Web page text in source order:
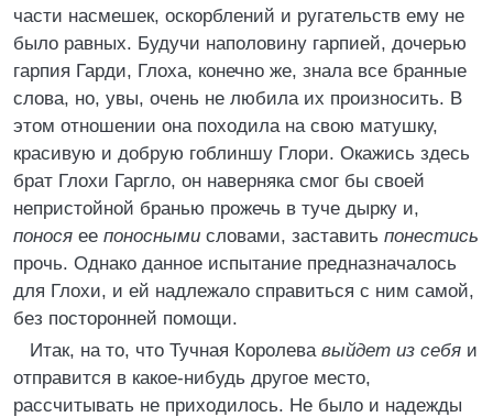
части насмешек, оскорблений и ругательств ему не
было равных. Будучи наполовину гарпией, дочерью
гарпия Гарди, Глоха, конечно же, знала все бранные
слова, но, увы, очень не любила их произносить. В
этом отношении она походила на свою матушку,
красивую и добрую гоблиншу Глори. Окажись здесь
брат Глохи Гаргло, он наверняка смог бы своей
непристойной бранью прожечь в туче дырку и,
понося ее поносными словами, заставить понестись
прочь. Однако данное испытание предназначалось
для Глохи, и ей надлежало справиться с ним самой,
без посторонней помощи.
Итак, на то, что Тучная Королева выйдет из себя и
отправится в какое-нибудь другое место,
рассчитывать не приходилось. Не было и надежды